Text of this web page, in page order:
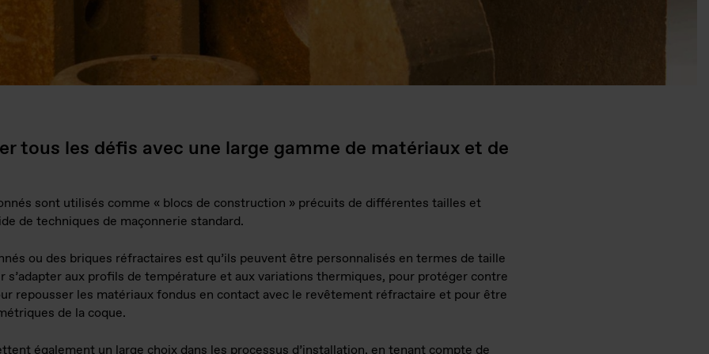
tous les défis avec une large gamme de matériaux et de
sont utilisés comme « blocs de construction » précuits de différentes tailles et
de techniques de maçonnerie standard.
ou des briques réfractaires est qu’ils peuvent être personnalisés en termes de taille
s’adapter aux profils de température et aux variations thermiques, pour protéger contre
repousser les matériaux fondus en contact avec le revêtement réfractaire et pour être
de la coque.
également un large choix dans les processus d’installation, en tenant compte de